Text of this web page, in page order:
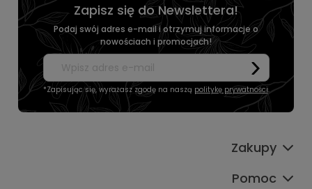
Zapisz się do Newslettera!
Podaj swój adres e-mail i otrzymuj informacje o
nowościach i promocjach!
*Zapisując się, wyrażasz zgodę na naszą politykę prywatności.
Zakupy
Pomoc